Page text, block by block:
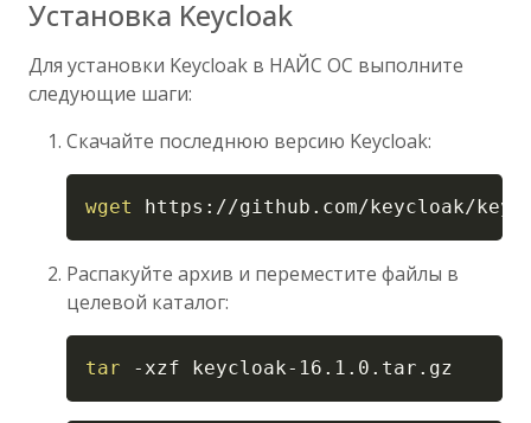
Установка Keycloak
Для установки Keycloak в НАЙС ОС выполните
следующие шаги:
Скачайте последнюю версию Keycloak:
wget https://github.com/keycloak/
Copy
Распакуйте архив и переместите файлы в
целевой каталог:
tar -xzf keycloak-16.1.0.tar.gz